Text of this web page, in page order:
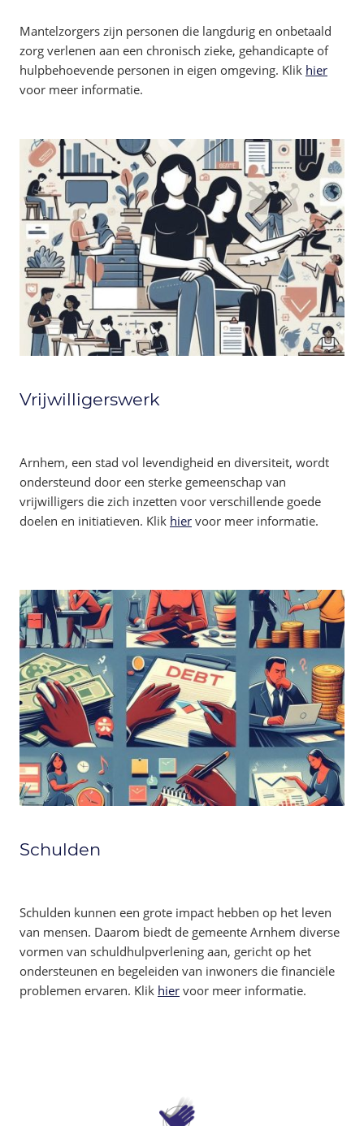
Mantelzorgers zijn personen die langdurig en onbetaald
zorg verlenen aan een chronisch zieke, gehandicapte of
hulpbehoevende personen in eigen omgeving. Klik hier
voor meer informatie.
Vrijwilligerswerk
Arnhem, een stad vol levendigheid en diversiteit, wordt
ondersteund door een sterke gemeenschap van
vrijwilligers die zich inzetten voor verschillende goede
doelen en initiatieven. Klik hier voor meer informatie.
Schulden
Schulden kunnen een grote impact hebben op het leven
van mensen. Daarom biedt de gemeente Arnhem diverse
vormen van schuldhulpverlening aan, gericht op het
ondersteunen en begeleiden van inwoners die financiële
problemen ervaren. Klik hier voor meer informatie.